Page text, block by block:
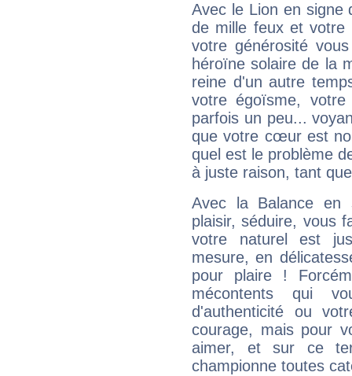
Avec le Lion en signe
de mille feux et votre
votre générosité
héroïne solaire de la
reine d'un autre
votre égoïsme,
parfois un peu...
que votre cœur est
quel est le problème
à juste raison, tant
Avec la Balance en
plaisir, séduire, vous
votre naturel est
mesure, en
pour plaire !
mécontents qui
d'authenticité ou
courage, mais pour
aimer, et sur ce
championne toutes